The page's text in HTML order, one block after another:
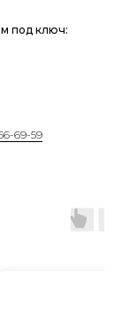
под ключ:
69-59